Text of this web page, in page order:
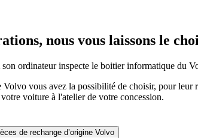
nous vous laissons le
Volvo vous avez la possibilité de choisir, pour leur
voiture à l'atelier de votre concession.
de rechange d’origine Volvo